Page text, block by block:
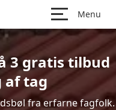
Menu
3 gratis tilbud
af tag
fra erfarne fagfolk.